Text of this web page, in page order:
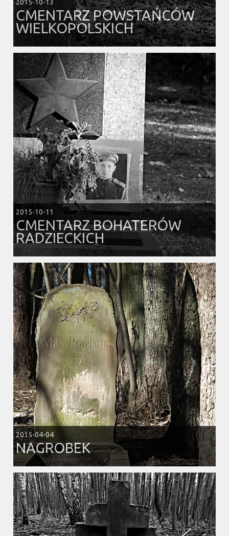
2015-10-13
CMENTARZ POWSTAŃCÓW
WIELKOPOLSKICH
2015-10-11
CMENTARZ BOHATERÓW
RADZIECKICH
2015-04-04
NAGROBEK